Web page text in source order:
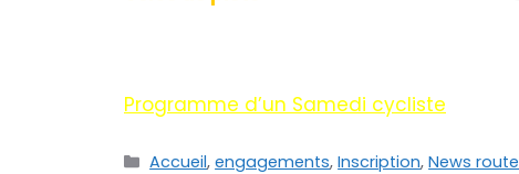
Programme d’un Samedi cycliste
Accueil,engagements,Inscription,News route